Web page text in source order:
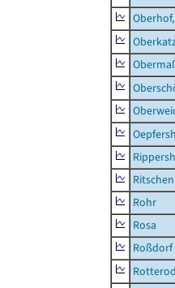
Rohr
Rosa
Roßdorf